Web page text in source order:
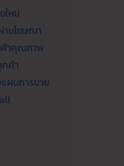
ใหม่
านโฆษณา
ค้าคุณภาพ
ค้า
ผนการขาย